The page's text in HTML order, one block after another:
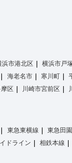
浜市港北区 横浜市戸
海老名市 寒川町
区 川崎市宮前区
東急東横線 東急田
ドライン 相鉄本線